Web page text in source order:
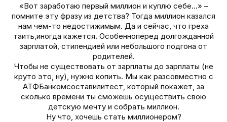
«Вот заработаю первый миллион и куплю себе…» –
помните эту фразу из детства? Тогда миллион казался
нам чем-то недостижимым. Да и сейчас, что греха
таить,иногда кажется. Особенноперед долгожданной
зарплатой, стипендией или небольшого подгона от
родителей.
Чтобы не существовать от зарплаты до зарплаты (не
круто это, ну), нужно копить. Мы как разсовместно с
АТФБанкомсоставилитест, который покажет, за
сколько времени ты сможешь осуществить свою
детскую мечту и собрать миллион.
Ну что, хочешь стать миллионером?